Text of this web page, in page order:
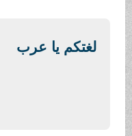
لغتكم يا عرب